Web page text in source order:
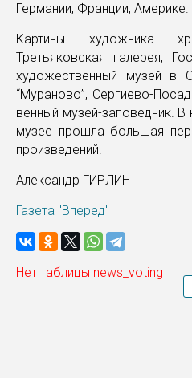
Германии, Франции, Америке.
Картины художника
Третьяковская галерея,
художественный музей в
“Мураново”, Сергиево-
венный музей-заповедник.
музее прошла большая
произведений.
Александр ГИРЛИН
Газета "Вперед"
Нет таблицы news_voting